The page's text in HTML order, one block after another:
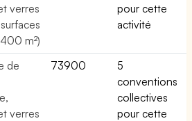
verres
m²)
pour cette
activité
de
verres
73900
5
conventions
collectives
pour cette